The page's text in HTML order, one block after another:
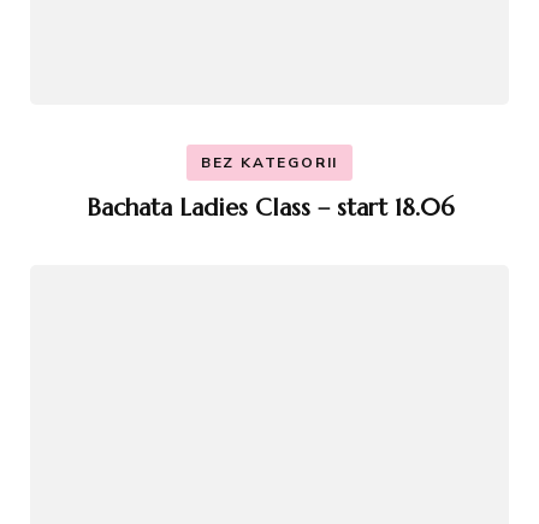
BEZ KATEGORII
Bachata Ladies Class – start 18.06